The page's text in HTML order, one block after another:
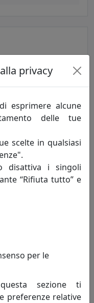
NERO,
88,00 €
privacy
esprimere alcune
delle tue
scelte in qualsiasi
disattiva i singoli
“Rifiuta tutto” e
per le
sezione ti
preferenze relative